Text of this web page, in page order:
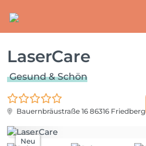
LaserCare
Gesund & Schön
Bauernbräustraße 16 86316 Friedberg
Neu